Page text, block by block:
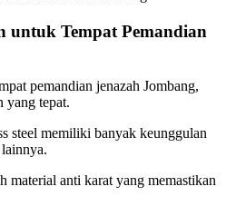
Tempat Pemandian
pemandian jenazah Jombang,
yang tepat.
steel memiliki banyak keunggulan
material anti karat yang memastikan